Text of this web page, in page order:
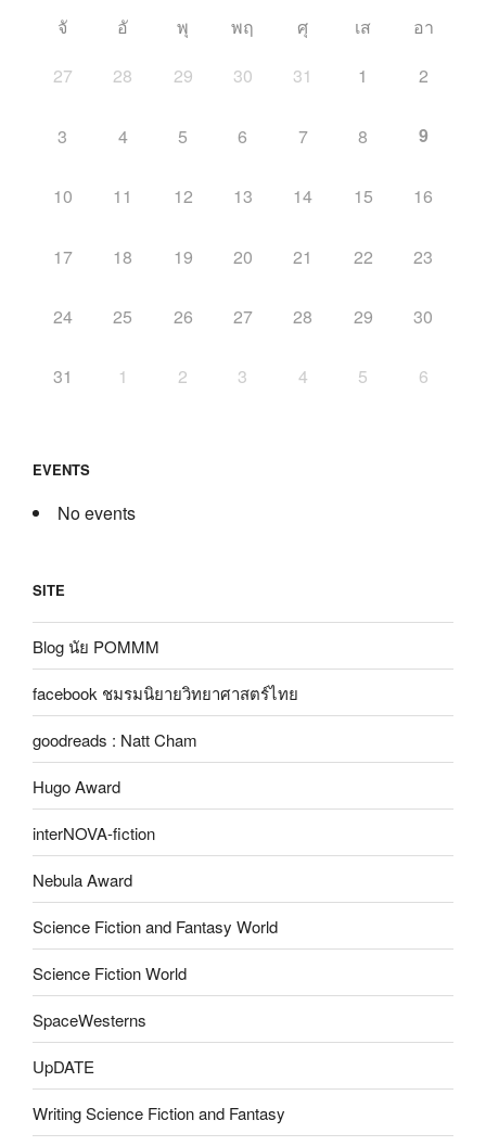
จั อั พุ พฤ ศุ เส
อา
27
28 29 30 31 1 2
3 4 5 6 7 8 9
10 11 12 13 14 15 16
17 18 19 20 21 22 23
24 25 26 27 28 29 30
31 1 2 3 4 5 6
EVENTS
No events
SITE
Blog นัย POMMM
facebook ชมรมนิยายวิทยาศาสตร์ไทย
goodreads : Natt Cham
Hugo Award
interNOVA-fiction
Nebula Award
Science Fiction and Fantasy World
Science Fiction World
SpaceWesterns
UpDATE
Writing Science Fiction and Fantasy